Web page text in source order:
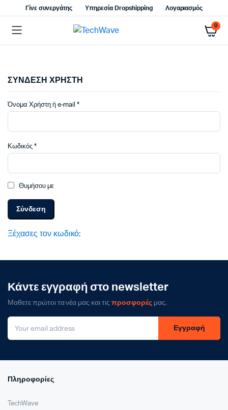
Γίνε συνεργάτης Υπηρεσία Dropshipping Λογαριασμός
0
ΣΥΝΔΕΣΗ ΧΡΗΣΤΗ
Όνομα Χρήστη ή e-mail*Απαιτείται
Κωδικός *Απαιτείται
Θυμήσου με
Σύνδεση
Ξέχασες τον κωδικό;
Κάντε εγγραφή στο newsletter
Μαθετε πρώτοι τα νέα μας και τιςπροσφορέςμας.
Εγγραφή
Πληροφορίες
TechWave